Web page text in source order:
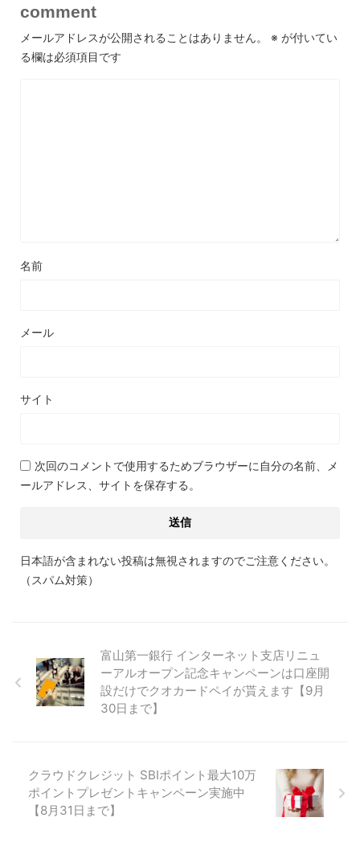
comment
メールアドレスが公開されることはありません。 ※ が付いてい
る欄は必須項目です
名前
メール
サイト
次回のコメントで使用するためブラウザーに自分の名前、メ
ールアドレス、サイトを保存する。
日本語が含まれない投稿は無視されますのでご注意ください。
（スパム対策）
富山第一銀行 インターネット支店リニュ
ーアルオープン記念キャンペーンは口座開
設だけでクオカードペイが貰えます【9月
30日まで】
クラウドクレジット SBIポイント最大10万
ポイントプレゼントキャンペーン実施中
【8月31日まで】